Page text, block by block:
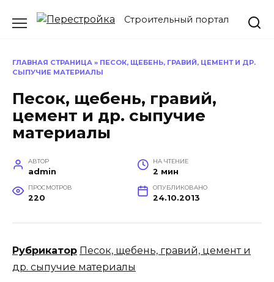
Строительный портал
ГЛАВНАЯ СТРАНИЦА » ПЕСОК, ЩЕБЕНЬ, ГРАВИЙ, ЦЕМЕНТ И ДР.
СЫПУЧИЕ МАТЕРИАЛЫ
Песок, щебень, гравий,
цемент и др. сыпучие
материалы
АВТОР
admin
НА ЧТЕНИЕ
2 мин
ПРОСМОТРОВ
220
ОПУБЛИКОВАНО
24.10.2013
Рубрикатор Песок, щебень, гравий, цемент и
др. сыпучие материалы